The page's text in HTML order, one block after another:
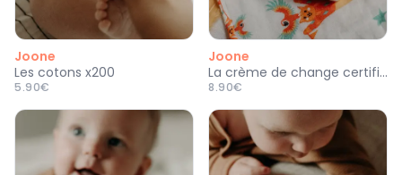
Joone
Les cotons x200
5.90€
Joone
La crème de change certifiée bio
8.90€